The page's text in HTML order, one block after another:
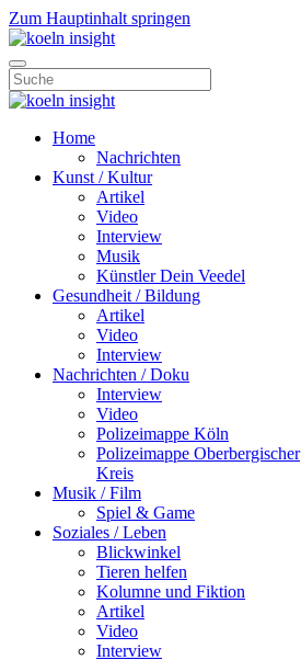
Zum Hauptinhalt springen
Home
Nachrichten
Kunst / Kultur
Artikel
Video
Interview
Musik
Künstler Dein Veedel
Gesundheit / Bildung
Artikel
Video
Interview
Nachrichten / Doku
Interview
Video
Polizeimappe Köln
Polizeimappe Oberbergischer
Kreis
Musik / Film
Spiel & Game
Soziales / Leben
Blickwinkel
Tieren helfen
Kolumne und Fiktion
Artikel
Video
Interview